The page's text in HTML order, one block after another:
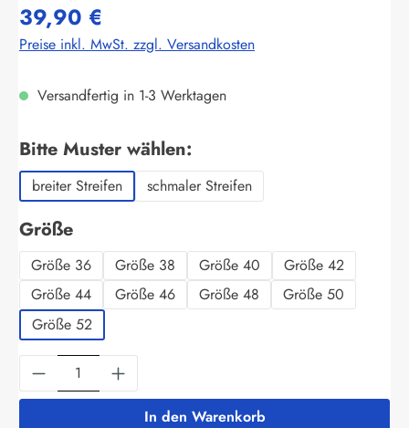
39,90 €
Preise inkl. MwSt. zzgl. Versandkosten
Versandfertig in 1-3 Werktagen
Bitte Muster wählen:
breiter Streifen schmaler Streifen
Größeauswählen
Größe 36 Größe 38 Größe 40
Größe 42
Größe 44
Größe 46 Größe 48
Größe 50
Größe 52
Produkt Anzahl: Gib den gewünschten
In den Warenkorb